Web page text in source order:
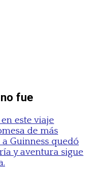
fue
este viaje
de más
Guinness quedó
y aventura sigue